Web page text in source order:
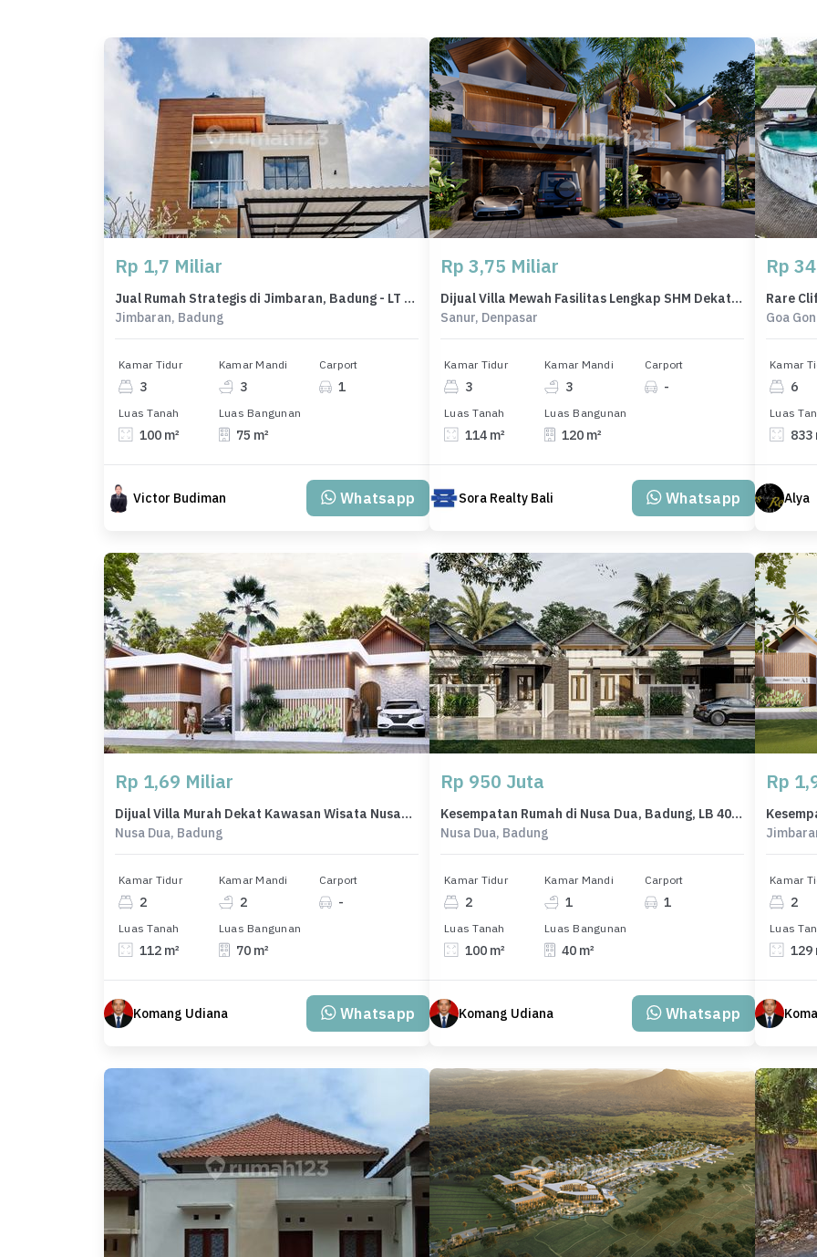
Rp 1,7 Miliar
Jual Rumah Strategis di Jimbaran, Badung - LT 100m²
Jimbaran, Badung
Kamar Tidur
3
Kamar Mandi
3
Carport
1
Luas Tanah
100 m²
Luas Bangunan
75 m²
Victor Budiman Whatsapp
Rp 3,75 Miliar
Dijual Villa Mewah Fasilitas Lengkap SHM Dekat Pantai Sanur Bali
Sanur, Denpasar
Kamar Tidur
3
Kamar Mandi
3
Carport
-
Luas Tanah
114 m²
Luas Bangunan
120 m²
Sora Realty Bali Whatsapp
Rp
Goa
Kamar
6
Luas
833
Alya
Rp 1,69 Miliar
Dijual Villa Murah Dekat Kawasan Wisata Nusadua
Nusa Dua, Badung
Kamar Tidur
2
Kamar Mandi
2
Carport
-
Luas Tanah
112 m²
Luas Bangunan
70 m²
Komang Udiana Whatsapp
Rp 950 Juta
Kesempatan Rumah di Nusa Dua, Badung, LB 40m², Harga 950 Juta
Nusa Dua, Badung
Kamar Tidur
2
Kamar Mandi
1
Carport
1
Luas Tanah
100 m²
Luas Bangunan
40 m²
Komang Udiana Whatsapp
Rp
Kamar
2
Luas
129